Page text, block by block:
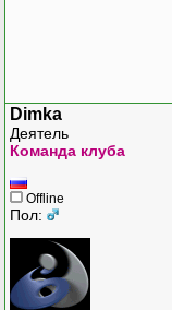
Dimka
Деятель
Команда клуба
Offline
Пол: